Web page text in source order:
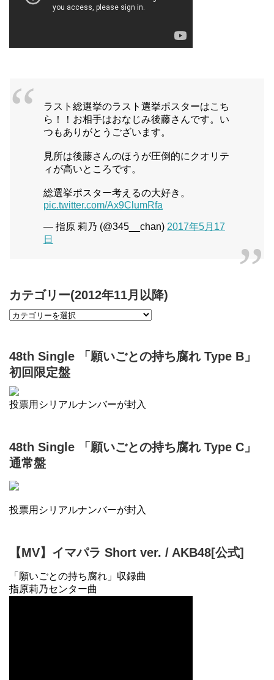
ラスト総選挙のラスト選挙ポスターはこち
ら！！お相手はおなじみ後藤さんです。い
つもありがとうございます。
見所は後藤さんのほうが圧倒的にクオリテ
ィが高いところです。
総選挙ポスター考えるの大好き。
pic.twitter.com/Ax9ClumRfa
— 指原 莉乃 (@345__chan) 2017年5月17
日
カテゴリー(2012年11月以降)
48th Single 「願いごとの持ち腐れ Type B」
初回限定盤
投票用シリアルナンバーが封入
48th Single 「願いごとの持ち腐れ Type C」
通常盤
投票用シリアルナンバーが封入
【MV】イマパラ Short ver. / AKB48[公式]
「願いごとの持ち腐れ」収録曲
指原莉乃センター曲